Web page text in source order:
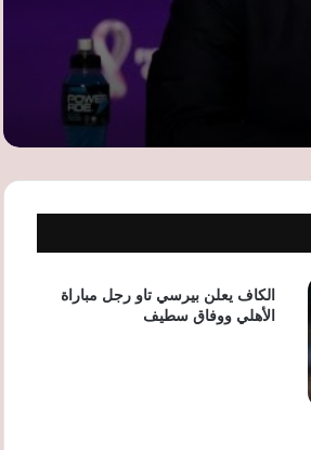
طرابزون سبور يعلن توقيع محمد صلاح عقدًا
لمدة موسمين ويستعد لتقديمه رسميًا
راتب ضخم ونسبة من مبيعات القمصان..
فورست يتحرك
بقيادة الفريق الرديف لبايرن ميونخ
الكاف يعلن بيرسي تاو رجل مباراة
الأهلي ووفاق سطيف